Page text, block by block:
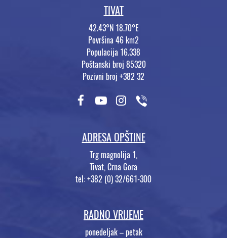
TIVAT
42.43°N 18.70°E
Površina 46 km2
Populacija 16.338
Poštanski broj 85320
Pozivni broj +382 32
ADRESA OPŠTINE
Trg magnolija 1,
Tivat, Crna Gora
tel: +382 (0) 32/661-300
RADNO VRIJEME
ponedeljak – petak